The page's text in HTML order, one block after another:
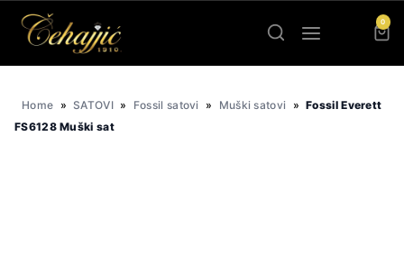
0
Home » SATOVI » Fossil satovi » Muški satovi » Fossil Everett
FS6128 Muški sat